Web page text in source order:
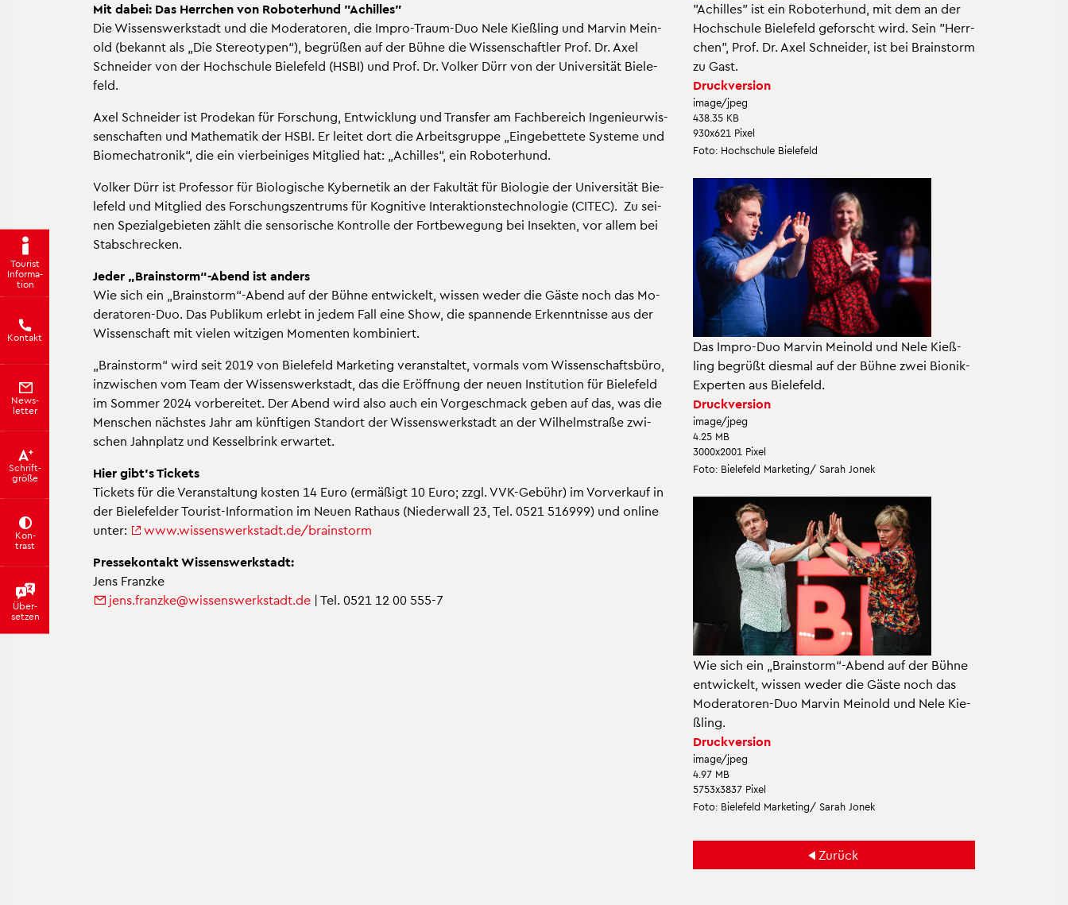
Tou­rist
In­for­ma­
ti­on
Kon­takt
News­
let­ter
Schrift­
grö­ße
Kon­
trast
Über­
set­zen
Mit dabei: Das Herr­chen von Ro­bo­ter­hund "Achil­les"
Die Wis­sens­werk­stadt und die Mo­de­ra­to­ren, die Impro-Traum-Duo Nele Kie­ß­ling und Mar­vin Mein­
old (be­kannt als „Die Ste­reo­ty­pen“), be­grü­ßen auf der Bühne die Wis­sen­schaft­ler Prof. Dr. Axel
Schnei­der von der Hoch­schu­le Bie­le­feld (HSBI) und Prof. Dr. Vol­ker Dürr von der Uni­ver­si­tät Bie­le­
feld.
Axel Schnei­der ist Pro­de­kan für For­schung, Ent­wick­lung und Trans­fer am Fach­be­reich In­ge­nieur­wis­
sen­schaf­ten und Ma­the­ma­tik der HSBI. Er lei­tet dort die Ar­beits­grup­pe „Ein­ge­bet­te­te Sys­te­me und
Bio­me­cha­tro­nik“, die ein vier­bei­ni­ges Mit­glied hat: „Achil­les“, ein Ro­bo­ter­hund.
Vol­ker Dürr ist Pro­fes­sor für Bio­lo­gi­sche Ky­ber­ne­tik an der Fa­kul­tät für Bio­lo­gie der Uni­ver­si­tät Bie­
le­feld und Mit­glied des For­schungs­zen­trums für Ko­gni­ti­ve In­ter­ak­ti­ons­tech­no­lo­gie (CITEC). Zu sei­
nen Spe­zi­al­ge­bie­ten zählt die sen­so­ri­sche Kon­trol­le der Fort­be­we­gung bei In­sek­ten, vor allem bei
Stab­schre­cken.
Jeder „Brain­storm“-Abend ist an­ders
Wie sich ein „Brain­storm“-Abend auf der Bühne ent­wi­ckelt, wis­sen weder die Gäste noch das Mo­
de­ra­to­ren-Duo. Das Pu­bli­kum er­lebt in jedem Fall eine Show, die span­nen­de Er­kennt­nis­se aus der
Wis­sen­schaft mit vie­len wit­zi­gen Mo­men­ten kom­bi­niert.
„Brain­storm“ wird seit 2019 von Bie­le­feld Mar­ke­ting ver­an­stal­tet, vor­mals vom Wis­sen­schafts­bü­ro,
in­zwi­schen vom Team der Wis­sens­werk­stadt, das die Er­öff­nung der neuen In­sti­tu­ti­on für Bie­le­feld
im Som­mer 2024 vor­be­rei­tet. Der Abend wird also auch ein Vor­ge­schmack geben auf das, was die
Men­schen nächs­tes Jahr am künf­ti­gen Stand­ort der Wis­sens­werk­stadt an der Wil­helm­stra­ße zwi­
schen Jahn­platz und Kes­sel­brink er­war­tet.
Hier gibt’s Ti­ckets
Ti­ckets für die Ver­an­stal­tung kos­ten 14 Euro (er­mä­ßigt 10 Euro; zzgl. VVK-Ge­bühr) im Vor­ver­kauf in
der Bie­le­fel­der Tou­rist-In­for­ma­ti­on im Neuen Rat­haus (Nie­der­wall 23, Tel. 0521 516999) und on­line
unter:
www.​wis​sens​werk​stad​t.​de/​brainstorm
Pres­se­kon­takt Wis­sens­werk­stadt:
Jens Franz­ke
jens.​franzke@​wis​sens​werk​stad​t.​de | Tel. 0521 12 00 555-7
"Achil­les" ist ein Ro­bo­ter­hund, mit dem an der
Hoch­schu­le Bie­le­feld ge­forscht wird. Sein "Herr­
chen", Prof. Dr. Axel Schnei­der, ist bei Brain­storm
zu Gast.
Druck­ver­si­on
image/jpeg
438.35 KB
930x621 Pixel
Foto: Hoch­schu­le Bie­le­feld
Das Impro-Duo Mar­vin Mein­old und Nele Kie­ß­
ling be­grü­ßt dies­mal auf der Bühne zwei Bio­nik-
Ex­per­ten aus Bie­le­feld.
Druck­ver­si­on
image/jpeg
4.25 MB
3000x2001 Pixel
Foto: Bie­le­feld Mar­ke­ting/ Sarah Jonek
Wie sich ein „Brain­storm“-Abend auf der Bühne
ent­wi­ckelt, wis­sen weder die Gäste noch das
Mo­de­ra­to­ren-Duo Mar­vin Mein­old und Nele Kie­
ß­ling.
Druck­ver­si­on
image/jpeg
4.97 MB
5753x3837 Pixel
Foto: Bie­le­feld Mar­ke­ting/ Sarah Jonek
Zu­rück